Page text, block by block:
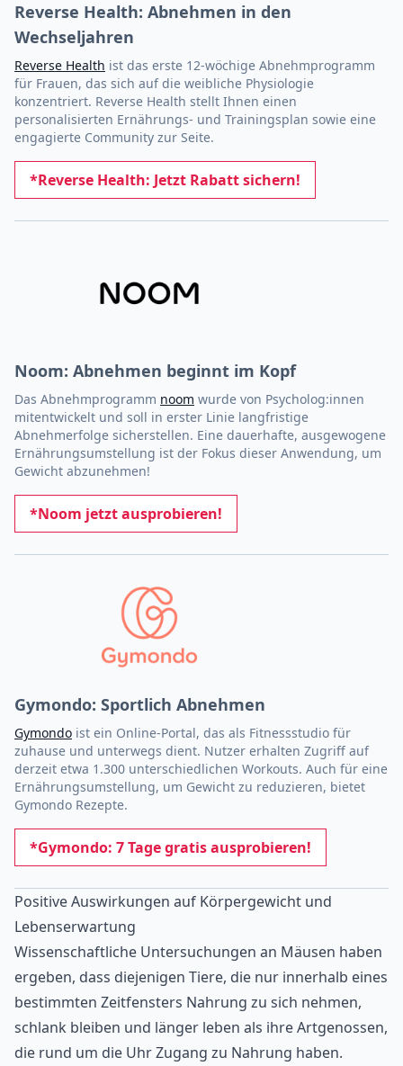
Reverse Health: Abnehmen in den
Wechseljahren
Reverse Health ist das erste 12-wöchige Abnehmprogramm
für Frauen, das sich auf die weibliche Physiologie
konzentriert. Reverse Health stellt Ihnen einen
personalisierten Ernährungs- und Trainingsplan sowie eine
engagierte Community zur Seite.
*Reverse Health: Jetzt Rabatt sichern!
Noom: Abnehmen beginnt im Kopf
Das Abnehmprogramm noom wurde von Psycholog:innen
mitentwickelt und soll in erster Linie langfristige
Abnehmerfolge sicherstellen. Eine dauerhafte, ausgewogene
Ernährungsumstellung ist der Fokus dieser Anwendung, um
Gewicht abzunehmen!
*Noom jetzt ausprobieren!
Gymondo: Sportlich Abnehmen
Gymondo ist ein Online-Portal, das als Fitnessstudio für
zuhause und unterwegs dient. Nutzer erhalten Zugriff auf
derzeit etwa 1.300 unterschiedlichen Workouts. Auch für eine
Ernährungsumstellung, um Gewicht zu reduzieren, bietet
Gymondo Rezepte.
*Gymondo: 7 Tage gratis ausprobieren!
Positive Auswirkungen auf Körpergewicht und
Lebenserwartung
Wissenschaftliche Untersuchungen an Mäusen haben
ergeben, dass diejenigen Tiere, die nur innerhalb eines
bestimmten Zeitfensters Nahrung zu sich nehmen,
schlank bleiben und länger leben als ihre Artgenossen,
die rund um die Uhr Zugang zu Nahrung haben.